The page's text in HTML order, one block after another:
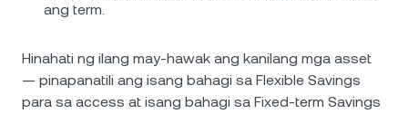
ang term.
Hinahati ng ilang may-hawak ang kanilang mga asset
— pinapanatili ang isang bahagi sa Flexible Savings
para sa access at isang bahagi sa Fixed-term Savings